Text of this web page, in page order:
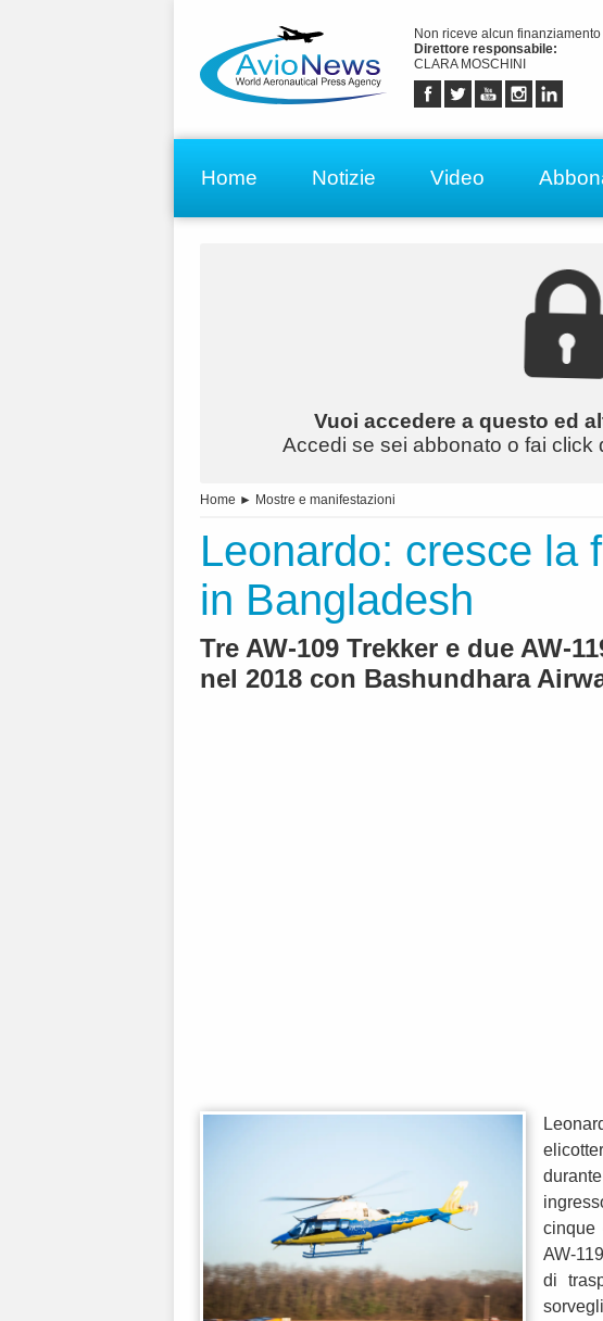
Non riceve alcun
Direttore responsabile:
CLARA MOSCHINI
Home Notizie Video
Vuoi accedere a questo ed
Accedi se sei abbonato o fai click
Home ► Mostre e manifestazioni
Leonardo: cresce la
in Bangladesh
Tre AW-109 Trekker e due AW-
nel 2018 con Bashundhara
cinque
AW-
di